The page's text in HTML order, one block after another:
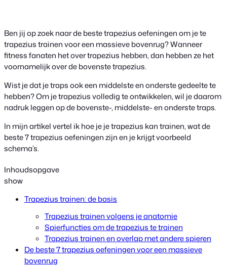
Ben jij op zoek naar de beste trapezius oefeningen om je te
trapezius trainen voor een massieve bovenrug? Wanneer
fitness fanaten het over trapezius hebben, dan hebben ze het
voornamelijk over de bovenste trapezius.
Wist je dat je traps ook een middelste en onderste gedeelte te
hebben? Om je trapezius volledig te ontwikkelen, wil je daarom
nadruk leggen op de bovenste-, middelste- en onderste traps.
In mijn artikel vertel ik hoe je je trapezius kan trainen, wat de
beste 7 trapezius oefeningen zijn en je krijgt voorbeeld
schema’s.
Inhoudsopgave
show
Trapezius trainen: de basis
Trapezius trainen volgens je anatomie
Spierfuncties om de trapezius te trainen
Trapezius trainen en overlap met andere spieren
De beste 7 trapezius oefeningen voor een massieve
bovenrug